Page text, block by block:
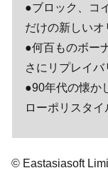
●ブロック、コ
だけの新しいオ
●何百ものボー
さにリプレイバ
●90年代の懐か
ローポリスタイ
© Eastasiasoft